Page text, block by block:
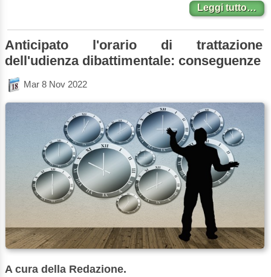
Leggi tutto…
Anticipato l'orario di trattazione
dell'udienza dibattimentale: conseguenze
Mar 8 Nov 2022
A cura della Redazione.